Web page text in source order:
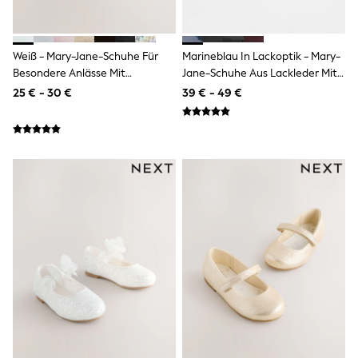
Jumpsuits & Playsuits
Jeans
Shirts & Blouses
Sportswear
Tops
Rash Vests
Sun Safe Swimwear
Sun Hats & Caps
All Footwear
New In
Half Sizes
Weiß - Mary-Jane-Schuhe Für
Besondere Anlässe Mit
Klettverschluss
25 € - 30 €
Marineblau In Lackoptik - Mary-
Jane-Schuhe Aus Lackleder Mit
Dicker Sohle Und Schleife
39 € - 49 €